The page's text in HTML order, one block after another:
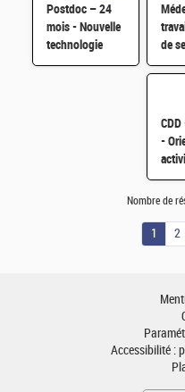
Postdoc – 24
mois - Nouvelle
technologie
d'imagerie
de
-
Nombre de
1 2
Accessibilité :